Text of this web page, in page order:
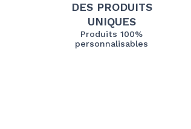
DES PRODUITS
UNIQUES
Produits 100%
personnalisables